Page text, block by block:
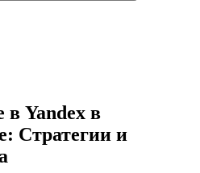
в Yandex в
Стратегии и